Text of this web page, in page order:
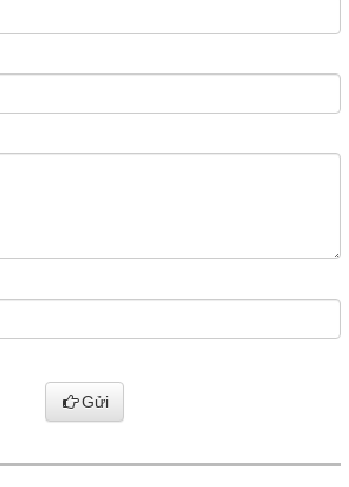
Gửi